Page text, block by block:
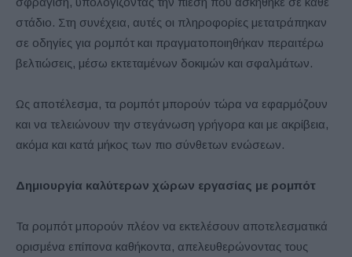
στάδιο. Στη συνέχεια, αυτές οι πληροφορίες μετατράπηκαν
σε οδηγίες για ρομπότ και πραγματοποιηθήκαν περαιτέρω
βελτιώσεις, μέσω εκτεταμένων δοκιμών και σφαλμάτων.
Ως αποτέλεσμα, τα ρομπότ μπορούν τώρα να εφαρμόζουν
και να τελειώνουν την στεγάνωση γρήγορα και με ακρίβεια,
ακόμα και κατά μήκος των πιο σύνθετων ενώσεων.
Δημιουργία καλύτερων χώρων εργασίας με ρομπότ
Τα ρομπότ μπορούν πλέον να εκτελέσουν αποτελεσματικά
ορισμένα επίπονα καθήκοντα, απελευθερώνοντας τους